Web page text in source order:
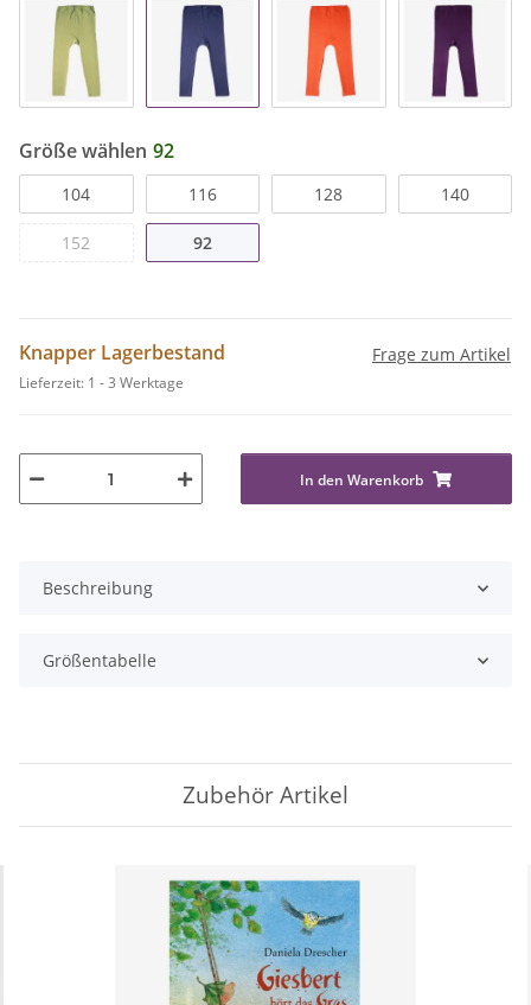
Größe wählen 92
104 116 128 140
152 92
Knapper Lagerbestand
Lieferzeit: 1 - 3 Werktage
Frage zum Artikel
In den Warenkorb
Beschreibung
Größentabelle
Zubehör Artikel